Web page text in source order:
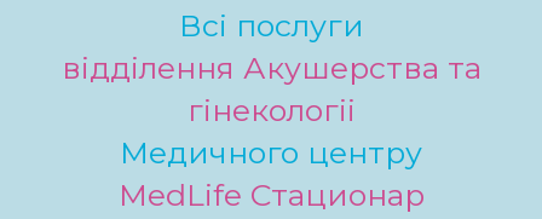
Всі послуги
відділення Акушерства та
гінекологіі
Медичного центру
MedLife Стационар